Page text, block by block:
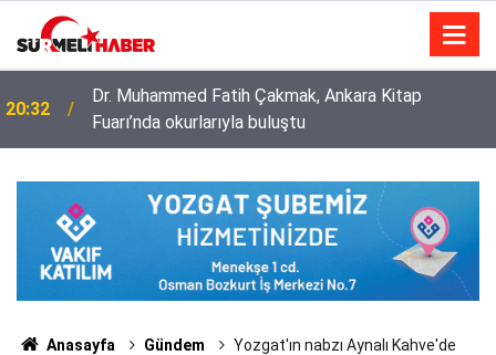
20:32
Dr. Muhammed Fatih Çakmak, Ankara Kitap
Fuarı’nda okurlarıyla buluştu
Anasayfa Gündem
Yozgat'ın nabzı Aynalı Kahve'de